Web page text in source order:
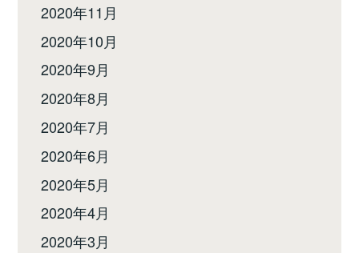
2020年11月
2020年10月
2020年9月
2020年8月
2020年7月
2020年6月
2020年5月
2020年4月
2020年3月